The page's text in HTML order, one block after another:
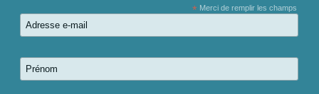
*Merci de remplir les champs